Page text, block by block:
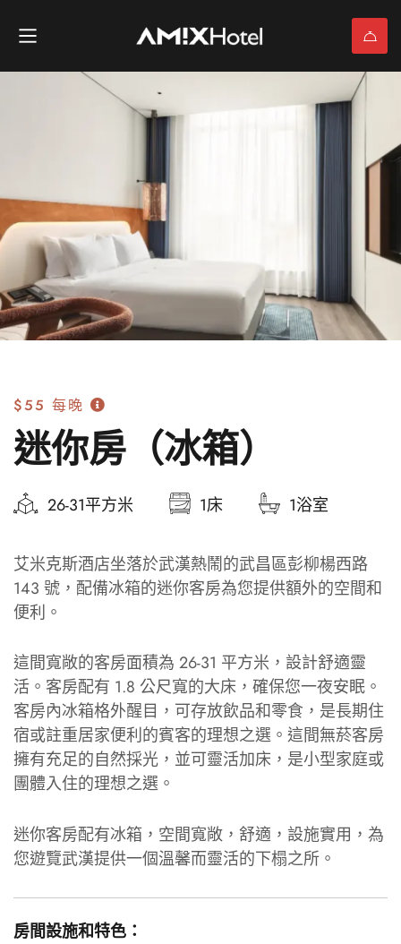
$55 每晚
迷你房（冰箱）
26-31平方米 1床 1浴室
艾米克斯酒店坐落於武漢熱鬧的武昌區彭柳楊西路
143 號，配備冰箱的迷你客房為您提供額外的空間和
便利。
這間寬敞的客房面積為 26-31 平方米，設計舒適靈
活。客房配有 1.8 公尺寬的大床，確保您一夜安眠。
客房內冰箱格外醒目，可存放飲品和零食，是長期住
宿或註重居家便利的賓客的理想之選。這間無菸客房
擁有充足的自然採光，並可靈活加床，是小型家庭或
團體入住的理想之選。
迷你客房配有冰箱，空間寬敞，舒適，設施實用，為
您遊覽武漢提供一個溫馨而靈活的下榻之所。
房間設施和特色：